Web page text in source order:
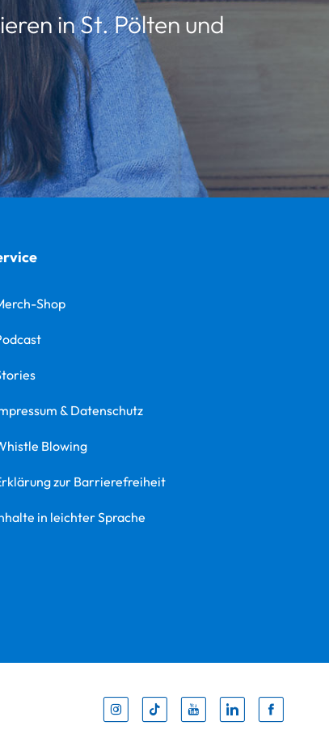
in St. Pölten und
Shop
& Datenschutz
Blowing
zur Barrierefreiheit
in leichter Sprache